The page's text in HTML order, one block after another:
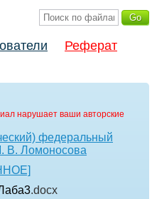
Реферат
нарушает ваши авторские
федеральный
В. Ломоносова
.docx